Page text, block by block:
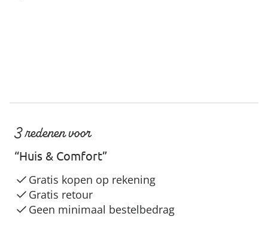
3 redenen voor
“Huis & Comfort”
Gratis kopen op rekening
Gratis retour
Geen minimaal bestelbedrag